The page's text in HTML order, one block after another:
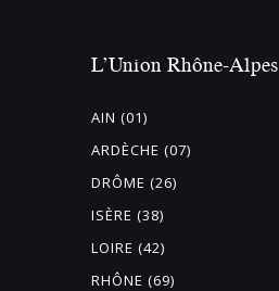
L’Union Rhône-Alpes
AIN (01)
ARDÈCHE (07)
DRÔME (26)
ISÈRE (38)
LOIRE (42)
RHÔNE (69)